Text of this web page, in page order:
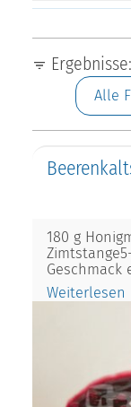
Alle
180 g
Geschmack
Weiterlesen